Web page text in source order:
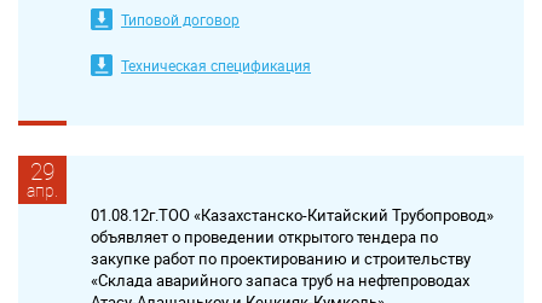
Типовой договор
Техническая спецификация
29
апр.
01.08.12г.ТОО «Казахстанско-Китайский Трубопровод»
объявляет о проведении открытого тендера по
закупке работ по проектированию и строительству
«Склада аварийного запаса труб на нефтепроводах